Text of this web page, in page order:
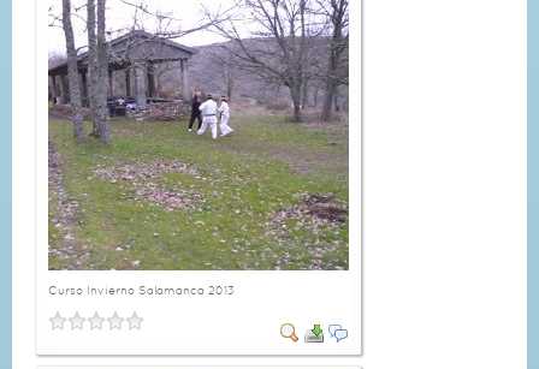
Curso Invierno Salamanca 2013